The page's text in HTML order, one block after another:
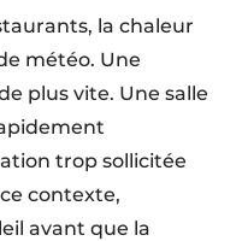
et égouttage
la chaleur
météo. Une
plus vite. Une salle
trop sollicitée
contexte,
avant que la